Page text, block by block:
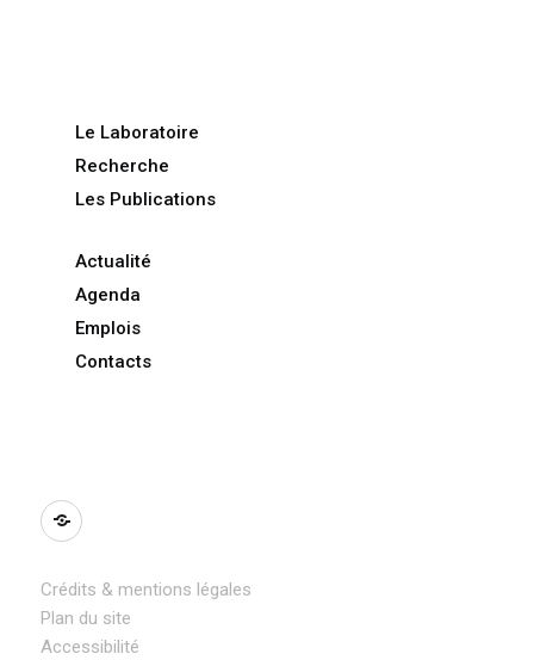
Le Laboratoire
Recherche
Les Publications
Actualité
Agenda
Emplois
Contacts
BlueSky
Crédits & mentions légales
Plan du site
Accessibilité